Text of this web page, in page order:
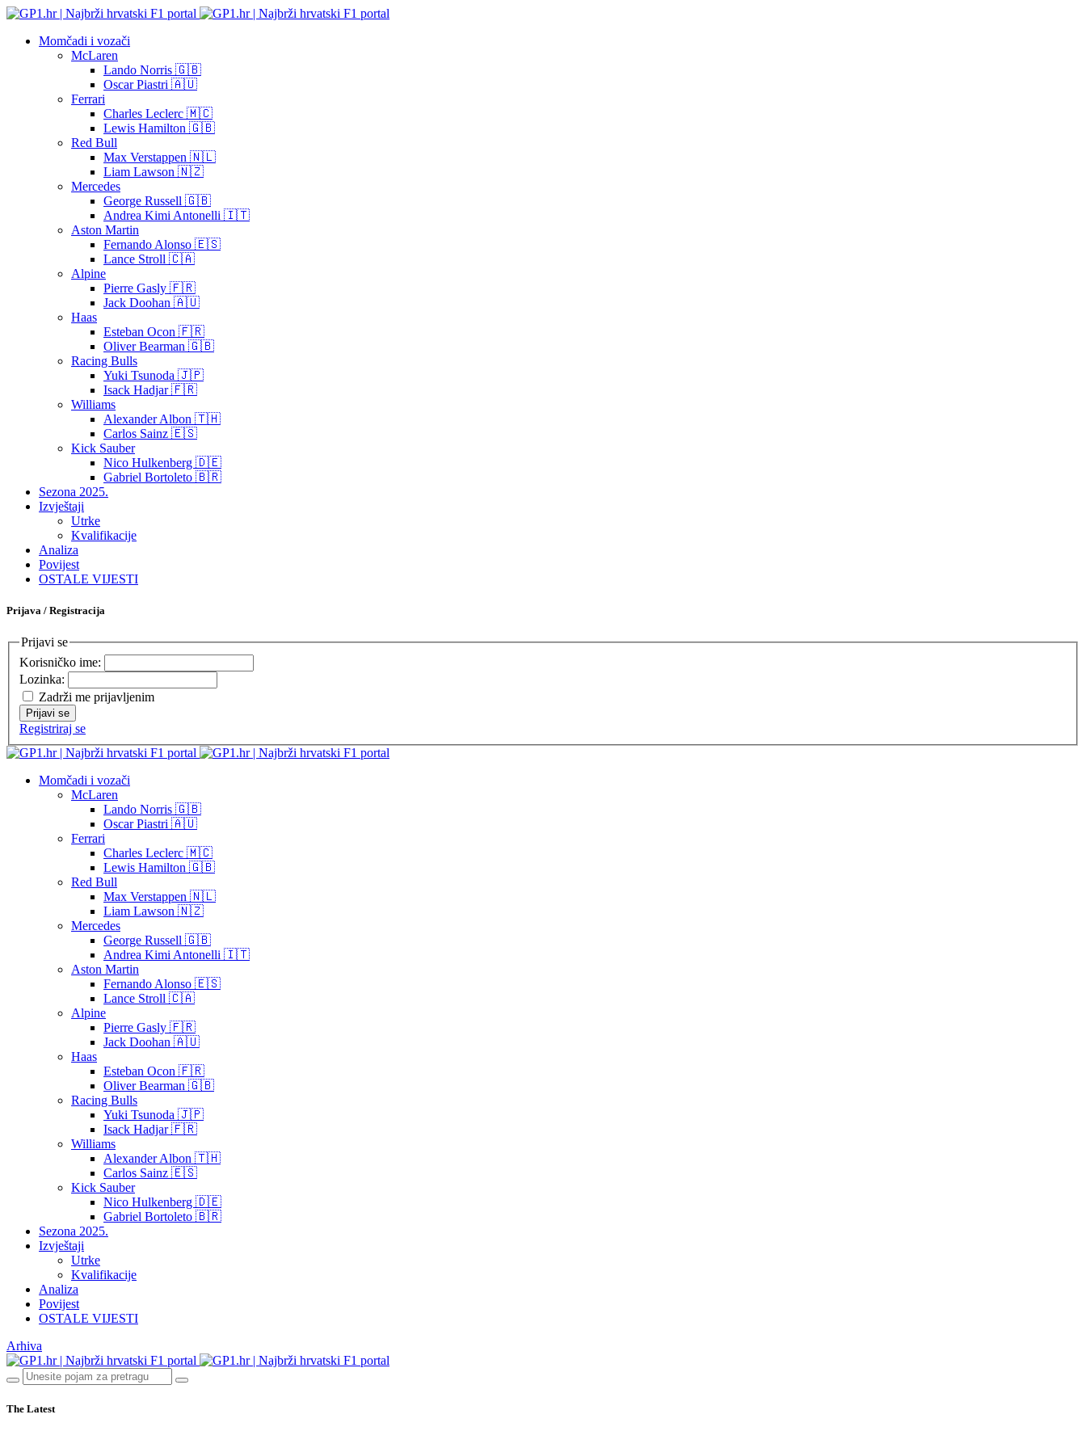
Momčadi i vozači
McLaren
Lando Norris 🇬🇧
Oscar Piastri 🇦🇺
Ferrari
Charles Leclerc 🇲🇨
Lewis Hamilton 🇬🇧
Red Bull
Max Verstappen 🇳🇱
Liam Lawson 🇳🇿
Mercedes
George Russell 🇬🇧
Andrea Kimi Antonelli 🇮🇹
Aston Martin
Fernando Alonso 🇪🇸
Lance Stroll 🇨🇦
Alpine
Pierre Gasly 🇫🇷
Jack Doohan 🇦🇺
Haas
Esteban Ocon 🇫🇷
Oliver Bearman 🇬🇧
Racing Bulls
Yuki Tsunoda 🇯🇵
Isack Hadjar 🇫🇷
Williams
Alexander Albon 🇹🇭
Carlos Sainz 🇪🇸
Kick Sauber
Nico Hulkenberg 🇩🇪
Gabriel Bortoleto 🇧🇷
Sezona 2025.
Izvještaji
Utrke
Kvalifikacije
Analiza
Povijest
OSTALE VIJESTI
Prijava / Registracija
Prijavi se
Korisničko ime:
Lozinka:
Zadrži me prijavljenim
Prijavi se
Registriraj se
Momčadi i vozači
McLaren
Lando Norris 🇬🇧
Oscar Piastri 🇦🇺
Ferrari
Charles Leclerc 🇲🇨
Lewis Hamilton 🇬🇧
Red Bull
Max Verstappen 🇳🇱
Liam Lawson 🇳🇿
Mercedes
George Russell 🇬🇧
Andrea Kimi Antonelli 🇮🇹
Aston Martin
Fernando Alonso 🇪🇸
Lance Stroll 🇨🇦
Alpine
Pierre Gasly 🇫🇷
Jack Doohan 🇦🇺
Haas
Esteban Ocon 🇫🇷
Oliver Bearman 🇬🇧
Racing Bulls
Yuki Tsunoda 🇯🇵
Isack Hadjar 🇫🇷
Williams
Alexander Albon 🇹🇭
Carlos Sainz 🇪🇸
Kick Sauber
Nico Hulkenberg 🇩🇪
Gabriel Bortoleto 🇧🇷
Sezona 2025.
Izvještaji
Utrke
Kvalifikacije
Analiza
Povijest
OSTALE VIJESTI
Arhiva
The Latest